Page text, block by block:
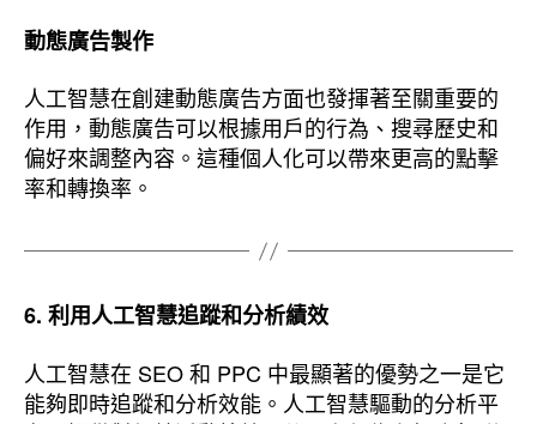
動態廣告製作
人工智慧在創建動態廣告方面也發揮著至關重要的
作用，動態廣告可以根據用戶的行為、搜尋歷史和
偏好來調整內容。這種個人化可以帶來更高的點擊
率和轉換率。
6. 利用人工智慧追蹤和分析績效
人工智慧在 SEO 和 PPC 中最顯著的優勢之一是它
能夠即時追蹤和分析效能。人工智慧驅動的分析平